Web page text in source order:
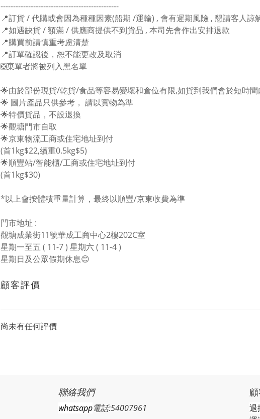
-----------------------------------------------
📍訂貨 / 代購或會因為種種因素(船期 /運輸) , 會有遲期風險 , 懇請客人
📍如遇缺貨 / 額滿 / 供應商提供不到貨品 , 本司先會作出安排退款
📍購買前請慎重考慮清楚
📍訂單確認後，恕不能更改及取消
❎棄單者將被列入黑名單
🌟由於部份現貨/乾貨/食品等容易變壞和倉位有限,如貨到我們會於短時
🌟 圖片產品只供參考， 請以實物為準
🌟特價貨品，不設退換
🌟觀塘門市自取
🌟京東物流工商或住宅地址到付
(首1kg$22,續重0.5kg$5)
🌟順豐站/智能櫃/工商或住宅地址到付
(首1kg$30)
*以上會按體積重量計算，最終以順豐/京東收費為準
門市地址 :
觀塘成業街11號華成工商中心2樓202C室
星期一至五 ( 11-7 ) 星期六 ( 11-4 )
星期日及公眾假期休息😊
顧客評價
尚未有任何評價
聯絡我們
whatsapp電話:54007961
退